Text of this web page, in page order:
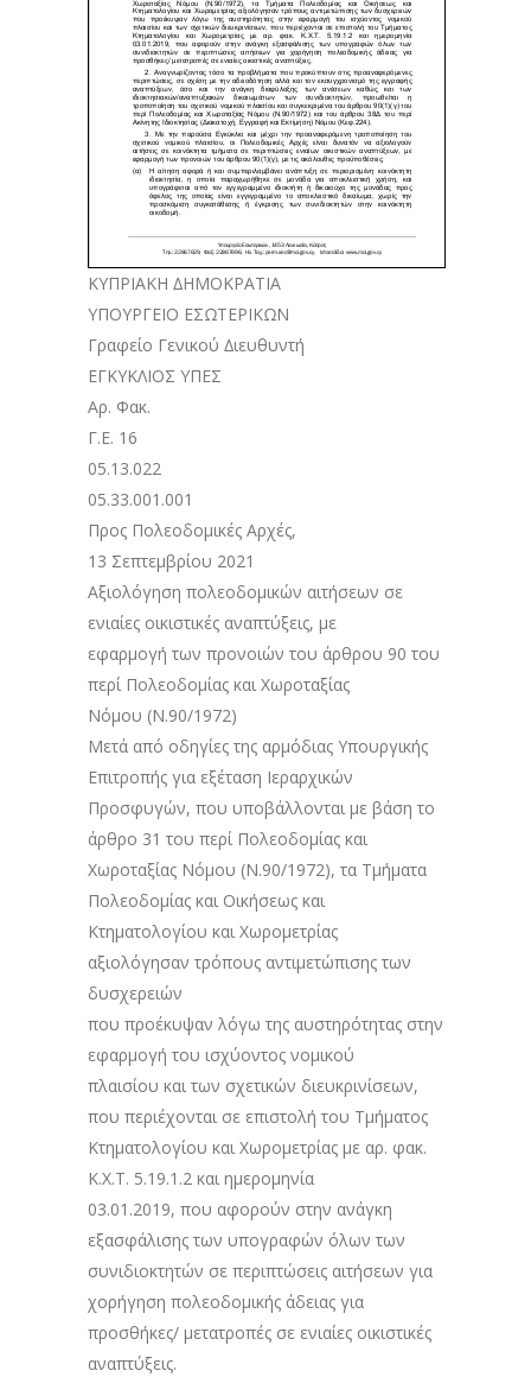
ΚΥΠΡΙΑΚΗ ∆ΗΜΟΚΡΑΤΙΑ
ΥΠΟΥΡΓΕΙΟ ΕΣΩΤΕΡΙΚΩΝ
Γραφείο Γενικού ∆ιευθυντή
ΕΓΚΥΚΛΙΟΣ ΥΠΕΣ
Αρ. Φακ.
Γ.Ε. 16
05.13.022
05.33.001.001
Προς Πολεοδομικές Αρχές,
13 Σεπτεμβρίου 2021
Αξιολόγηση πολεοδομικών αιτήσεων σε
ενιαίες οικιστικές αναπτύξεις, με
εφαρμογή των προνοιών του άρθρου 90 του
περί Πολεοδομίας και Χωροταξίας
Νόμου (Ν.90/1972)
Μετά από οδηγίες της αρμόδιας Υπουργικής
Επιτροπής για εξέταση Ιεραρχικών
Προσφυγών, που υποβάλλονται με βάση το
άρθρο 31 του περί Πολεοδομίας και
Χωροταξίας Νόμου (Ν.90/1972), τα Τμήματα
Πολεοδομίας και Οικήσεως και
Κτηματολογίου και Χωρομετρίας
αξιολόγησαν τρόπους αντιμετώπισης των
δυσχερειών
που προέκυψαν λόγω της αυστηρότητας στην
εφαρμογή του ισχύοντος νομικού
πλαισίου και των σχετικών διευκρινίσεων,
που περιέχονται σε επιστολή του Τμήματος
Κτηματολογίου και Χωρομετρίας με αρ. φακ.
Κ.Χ.Τ. 5.19.1.2 και ημερομηνία
03.01.2019, που αφορούν στην ανάγκη
εξασφάλισης των υπογραφών όλων των
συνιδιοκτητών σε περιπτώσεις αιτήσεων για
χορήγηση πολεοδομικής άδειας για
προσθήκες/ μετατροπές σε ενιαίες οικιστικές
αναπτύξεις.